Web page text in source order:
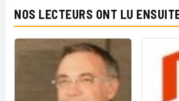
NOS LECTEURS ONT LU